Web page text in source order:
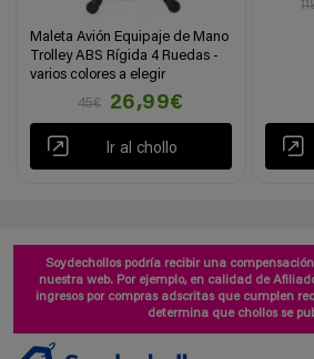
Maleta Avión Equipaje de Mano
Trolley ABS Rígida 4 Ruedas -
varios colores a elegir
45€
26,99€
Ir al chollo
Soydechollos podría recibir una
nuestra web. Por ejemplo, en calidad de
ingresos por compras adscritas que cumplen
determina que chollos se